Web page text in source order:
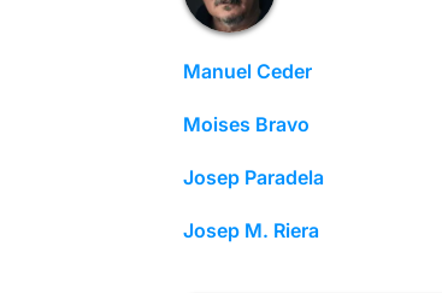
Manuel Ceder
Moises Bravo
Josep Paradela
Josep M. Riera